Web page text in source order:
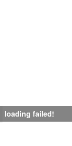
loading failed!